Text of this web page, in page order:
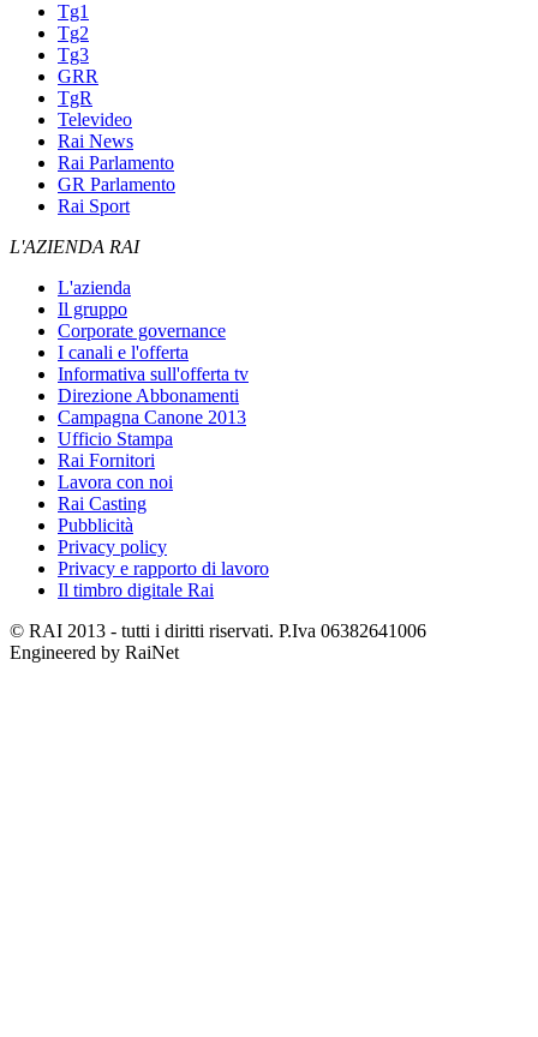
Tg1
Tg2
Tg3
GRR
TgR
Televideo
Rai News
Rai Parlamento
GR Parlamento
Rai Sport
L'AZIENDA RAI
L'azienda
Il gruppo
Corporate governance
I canali e l'offerta
Informativa sull'offerta tv
Direzione Abbonamenti
Campagna Canone 2013
Ufficio Stampa
Rai Fornitori
Lavora con noi
Rai Casting
Pubblicità
Privacy policy
Privacy e rapporto di lavoro
Il timbro digitale Rai
© RAI 2013 - tutti i diritti riservati. P.Iva 06382641006
Engineered by RaiNet